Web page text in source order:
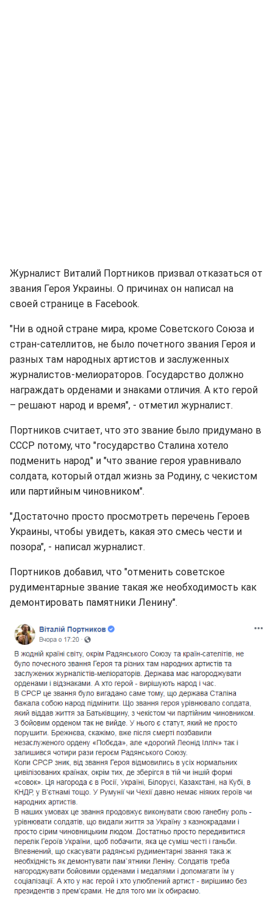
Журналист Виталий Портников призвал отказаться от
звания Героя Украины. О причинах он написал на
своей странице в Facebook.
"Ни в одной стране мира, кроме Советского Союза и
стран-сателлитов, не было почетного звания Героя и
разных там народных артистов и заслуженных
журналистов-мелиораторов. Государство должно
награждать орденами и знаками отличия. А кто герой
– решают народ и время", - отметил журналист.
Портников считает, что это звание было придумано в
СССР потому, что "государство Сталина хотело
подменить народ" и "что звание героя уравнивало
солдата, который отдал жизнь за Родину, с чекистом
или партийным чиновником".
"Достаточно просто просмотреть перечень Героев
Украины, чтобы увидеть, какая это смесь чести и
позора", - написал журналист.
Портников добавил, что "отменить советское
рудиментарные звание такая же необходимость как
демонтировать памятники Ленину".